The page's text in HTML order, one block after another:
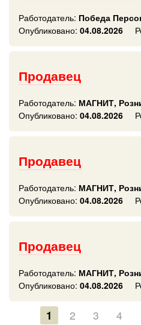
Работодатель: Победа
Опубликовано: 04.08.2026
Продавец
Работодатель: МАГНИТ,
Опубликовано: 04.08.2026
Продавец
Работодатель: МАГНИТ,
Опубликовано: 04.08.2026
Продавец
Работодатель: МАГНИТ,
Опубликовано: 04.08.2026
1 2 3 4